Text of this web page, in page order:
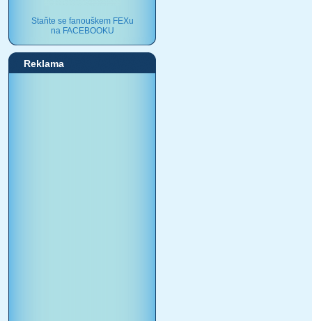
Staňte se fanouškem FEXu
na FACEBOOKU
Reklama